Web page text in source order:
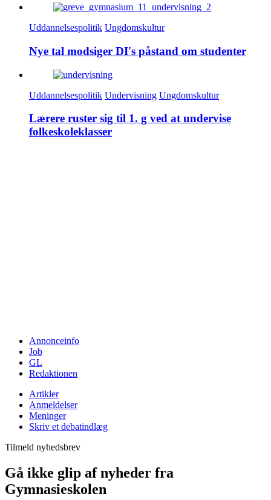
Uddannelsespolitik Ungdomskultur
Nye tal modsiger DI's påstand om studenter
Uddannelsespolitik Undervisning Ungdomskultur
Lærere ruster sig til 1. g ved at undervise
folkeskoleklasser
Annonceinfo
Job
GL
Redaktionen
Artikler
Anmeldelser
Meninger
Skriv et debatindlæg
Tilmeld nyhedsbrev
Gå ikke glip af nyheder fra
Gymnasieskolen